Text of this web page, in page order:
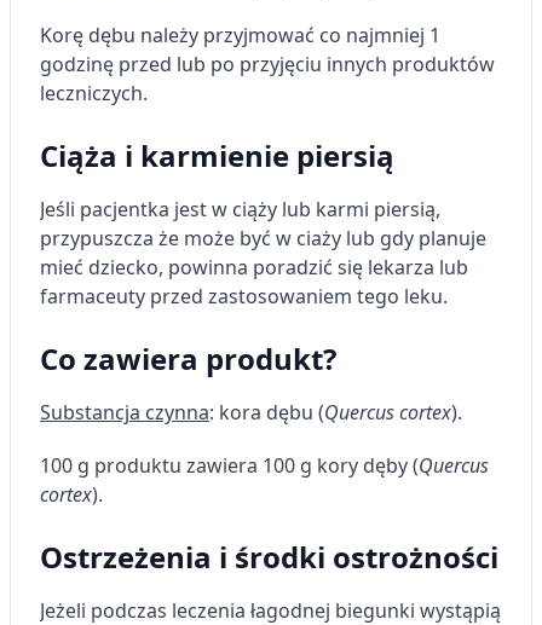
Korę dębu należy przyjmować co najmniej 1
godzinę przed lub po przyjęciu innych produktów
leczniczych.
Ciąża i karmienie piersią
Jeśli pacjentka jest w ciąży lub karmi piersią,
przypuszcza że może być w ciaży lub gdy planuje
mieć dziecko, powinna poradzić się lekarza lub
farmaceuty przed zastosowaniem tego leku.
Co zawiera produkt?
Substancja czynna: kora dębu (Quercus cortex).
100 g produktu zawiera 100 g kory dęby (Quercus
cortex).
Ostrzeżenia i środki ostrożności
Jeżeli podczas leczenia łagodnej biegunki wystąpią
Funkcje specjalne IAB:
Użycie dokładnych danych
geolokalizacyjnych
aktywnie żądanych informacji
Niezbędne
Wydajność (Performance)